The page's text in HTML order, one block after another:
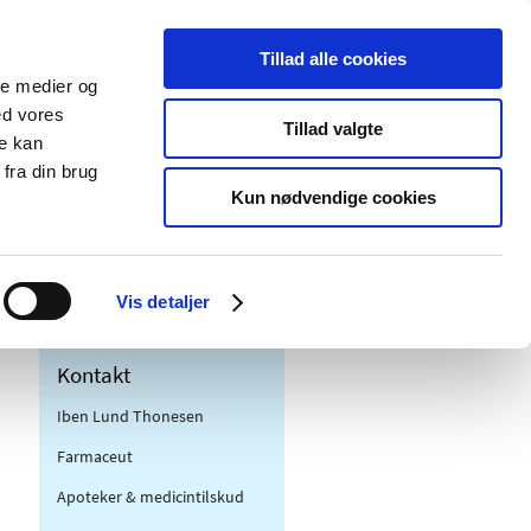
medier og
vores
kan
din brug
Vis detaljer
Tillad alle cookies
Tillad valgte
Kun nødvendige cookies
Særlige
produktområder
Kontakt
Iben Lund Thonesen
Farmaceut
Apoteker & medicintilskud